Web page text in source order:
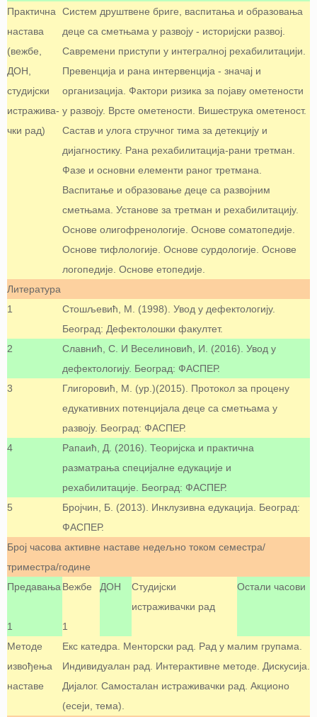
Практична
настава
(вежбе,
ДОН,
студијски
истражива-
чки рад)
Систем друштвене бриге, васпитања и образовања
деце са сметњама у развоју - историјски развој.
Савремени приступи у интегралној рехабилитацији.
Превенција и рана интервенција - значај и
организација. Фактори ризика за појаву ометености
у развоју. Врсте ометености. Вишеструка ометеност.
Састав и улога стручног тима за детекцију и
дијагностику. Рана рехабилитација-рани третман.
Фазе и основни елементи раног третмана.
Васпитање и образовање деце са развојним
сметњама. Установе за третман и рехабилитацију.
Основе олигофренологије. Основе соматопедије.
Основе тифлологије. Основе сурдологије. Основе
логопедије. Основе етопедије.
Литература
1
Стошљевић, М. (1998). Увод у дефектологију.
Београд: Дефектолошки факултет.
2
Славнић, С. И Веселиновић, И. (2016). Увод у
дефектологију. Београд: ФАСПЕР.
3
Глигоровић, М. (ур.)(2015). Протокол за процену
едукативних потенцијала деце са сметњама у
развоју. Београд: ФАСПЕР.
4
Рапаић, Д. (2016). Теоријска и практична
разматрања специјалне едукације и
рехабилитације. Београд: ФАСПЕР.
5
Бројчин, Б. (2013). Инклузивна едукација. Београд:
ФАСПЕР.
Број часова активне наставе недељно током семестра/
триместра/године
Предавања Вежбе ДОН
Студијски
истраживачки рад
Остали часови
1
1
Методе
извођења
наставе
Екс катедра. Менторски рад. Рад у малим групама.
Индивидуалан рад. Интерактивне методе. Дискусија.
Дијалог. Самосталан истраживачки рад. Акционо
(есеји, тема).